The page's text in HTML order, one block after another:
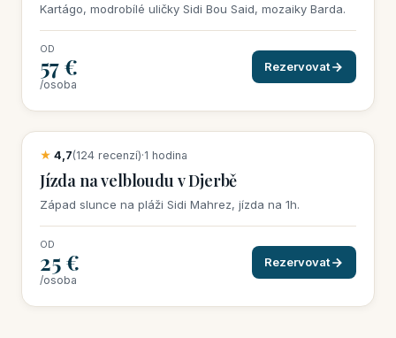
Kartágo, modrobílé uličky Sidi Bou Said, mozaiky Barda.
OD
57 €
/osoba
Rezervovat
★ 4,7(124 recenzí)·1 hodina
Jízda na velbloudu v Djerbě
Západ slunce na pláži Sidi Mahrez, jízda na 1h.
OD
25 €
/osoba
Rezervovat